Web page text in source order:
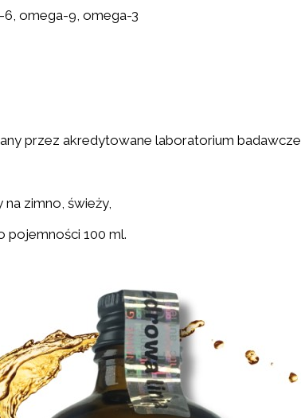
omega-9, omega-3
przez akredytowane laboratorium badawcze
zimno, świeży,
pojemności 100 ml.